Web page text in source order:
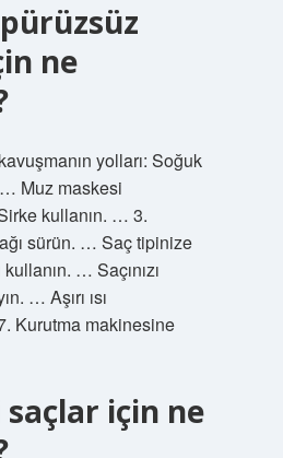
ne
yolları: Soğuk
Muz maskesi
kullanın. … 3.
sürün. … Saç tipinize
… Saçınızı
… Aşırı ısı
Kurutma makinesine
için ne